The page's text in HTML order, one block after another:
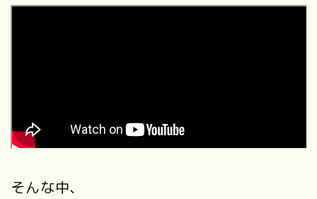
そんな中、